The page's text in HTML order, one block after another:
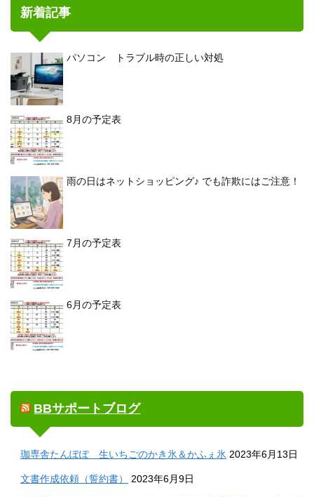
新着記事
パソコン トラブル時の正しい対処
8月の予定表
雨の日はネットショッピング♪ でも詐欺にはご注意！
7月の予定表
6月の予定表
BBサポートブログ
珈専舎たんぽぽ 生いちごのかき氷＆かふぇ氷 2023年6月13日
文書作成依頼（誓約書） 2023年6月9日